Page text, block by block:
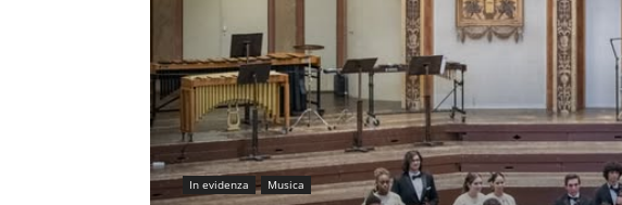
In evidenza Musica